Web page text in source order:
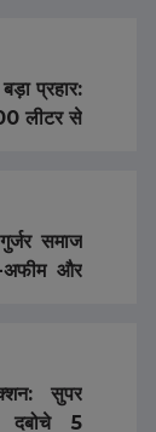
प्रहार:
लीटर से
समाज
अफीम और
सुपर
दबोचे 5